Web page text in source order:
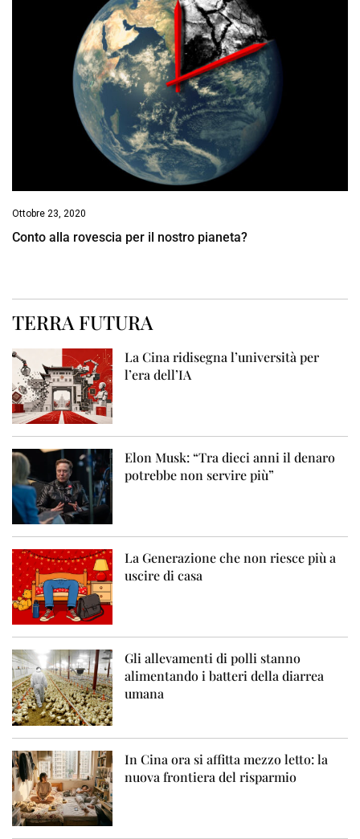
Ottobre 23, 2020
Conto alla rovescia per il nostro pianeta?
TERRA FUTURA
La Cina ridisegna l’università per
l’era dell’IA
Elon Musk: “Tra dieci anni il denaro
potrebbe non servire più”
La Generazione che non riesce più a
uscire di casa
Gli allevamenti di polli stanno
alimentando i batteri della diarrea
umana
In Cina ora si affitta mezzo letto: la
nuova frontiera del risparmio